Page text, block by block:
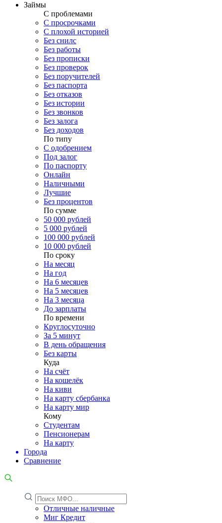
Займы
С проблемами
С просрочками
С плохой историей
Без снилс
Без работы
Без прописки
Без проверок
Без поручителей
Без паспорта
Без отказов
Без истории
Без звонков
Без залога
Без доходов
По типу
С одобрением
Под залог
По паспорту
Онлайн
Наличными
Лучшие
Без процентов
По сумме
50 000 рублей
5 000 рублей
100 000 рублей
10 000 рублей
По сроку
На месяц
На год
На 6 месяцев
На 5 месяцев
На 3 месяца
До зарплаты
По времени
Круглосуточно
За 5 минут
В день обращения
Без карты
Куда
На счёт
На кошелёк
На киви
На карту сбербанка
На карту мир
Кому
Студентам
Пенсионерам
На карту
Города
Сравнение
Отличные наличные
Миг Кредит